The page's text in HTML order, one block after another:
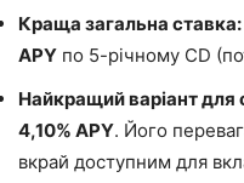
Краща загальна ставка:
APY по 5-річному CD
Найкращий варіант для
4,10% APY. Його
вкрай доступним для